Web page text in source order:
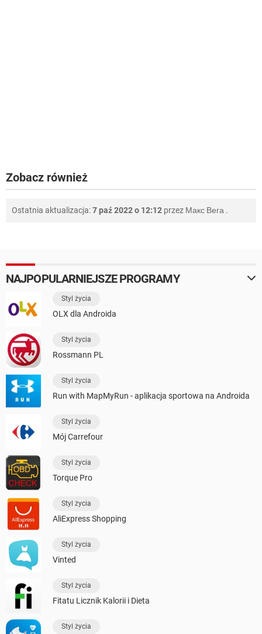
Zobacz również
Ostatnia aktualizacja:7 paź 2022 o 12:12 przez Макс Вега .
NAJPOPULARNIEJSZE PROGRAMY
Styl życia
OLX dla Androida
Styl życia
Rossmann PL
Styl życia
Run with MapMyRun - aplikacja sportowa na Androida
Styl życia
Mój Carrefour
Styl życia
Torque Pro
Styl życia
AliExpress Shopping
Styl życia
Vinted
Styl życia
Fitatu Licznik Kalorii i Dieta
Styl życia